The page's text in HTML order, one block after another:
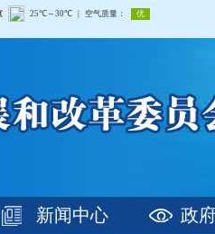
新闻中心 政